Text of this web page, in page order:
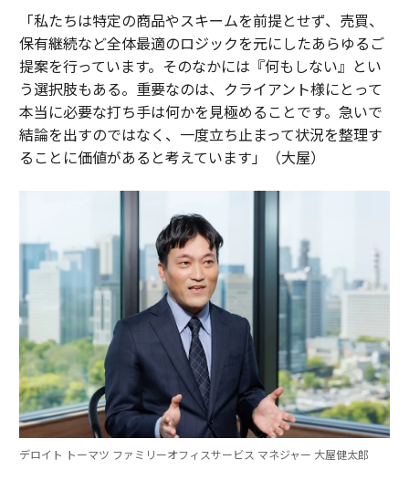
「私たちは特定の商品やスキームを前提とせず、売買、
保有継続など全体最適のロジックを元にしたあらゆるご
提案を行っています。そのなかには『何もしない』とい
う選択肢もある。重要なのは、クライアント様にとって
本当に必要な打ち手は何かを見極めることです。急いで
結論を出すのではなく、一度立ち止まって状況を整理す
ることに価値があると考えています」（大屋）
デロイト トーマツ ファミリーオフィスサービス マネジャー 大屋健太郎